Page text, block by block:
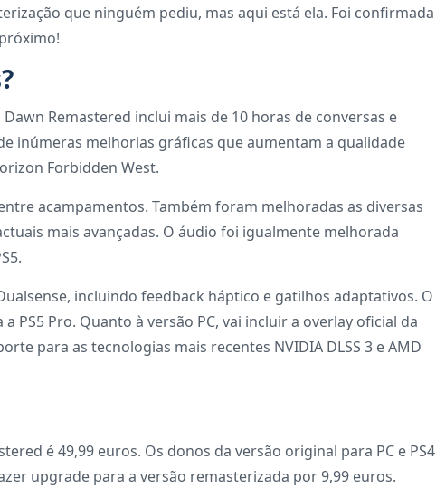
que ninguém pediu, mas aqui está ela. Foi confirmada
Remastered inclui mais de 10 horas de conversas e
inúmeras melhorias gráficas que aumentam a qualidade
Forbidden West.
acampamentos. Também foram melhoradas as diversas
mais avançadas. O áudio foi igualmente melhorada
incluindo feedback háptico e gatilhos adaptativos. O
PS5 Pro. Quanto à versão PC, vai incluir a overlay oficial da
para as tecnologias mais recentes NVIDIA DLSS 3 e AMD
é 49,99 euros. Os donos da versão original para PC e PS4
upgrade para a versão remasterizada por 9,99 euros.